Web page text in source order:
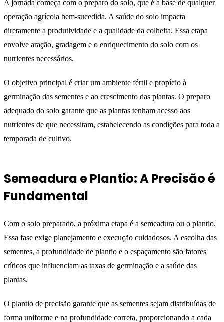
A jornada começa com o preparo do solo, que é a base de qualquer
operação agrícola bem-sucedida. A saúde do solo impacta
diretamente a produtividade e a qualidade da colheita. Essa etapa
envolve aração, gradagem e o enriquecimento do solo com os
nutrientes necessários.
O objetivo principal é criar um ambiente fértil e propício à
germinação das sementes e ao crescimento das plantas. O preparo
adequado do solo garante que as plantas tenham acesso aos
nutrientes de que necessitam, estabelecendo as condições para toda a
temporada de cultivo.
Semeadura e Plantio: A Precisão é
Fundamental
Com o solo preparado, a próxima etapa é a semeadura ou o plantio.
Essa fase exige planejamento e execução cuidadosos. A escolha das
sementes, a profundidade de plantio e o espaçamento são fatores
críticos que influenciam as taxas de germinação e a saúde das
plantas.
O plantio de precisão garante que as sementes sejam distribuídas de
forma uniforme e na profundidade correta, proporcionando a cada